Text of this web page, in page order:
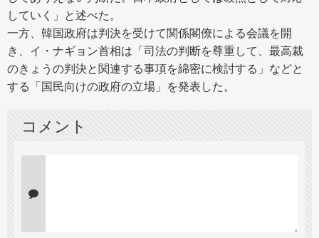
していく」と述べた。
一方、韓国政府は判決を受けて関係閣僚による会議を開
き、イ・ナギョン首相は「司法の判断を尊重して、最高裁
のきょうの判決と関連する事項を綿密に検討する」などと
する「国民向けの政府の立場」を発表した。
コメント